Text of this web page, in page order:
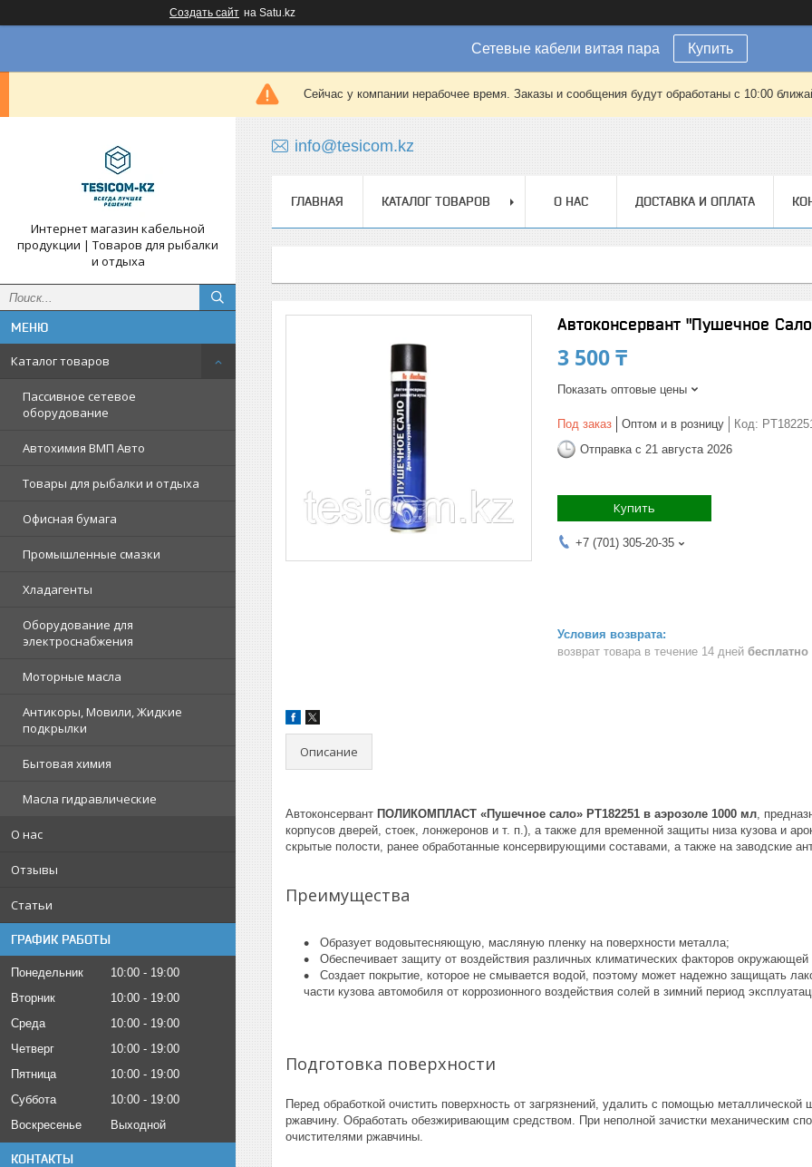
Создать сайт на Satu.kz
Сетевые кабели витая пара Купить
Сейчас у компании нерабочее время. Заказы и сообщения будут обработаны с 10:00
Интернет магазин кабельной
продукции | Товаров для рыбалки
и отдыха
Каталог товаров
Пассивное сетевое
оборудование
Автохимия ВМП Авто
Товары для рыбалки и отдыха
Офисная бумага
Промышленные смазки
Хладагенты
Оборудование для
электроснабжения
Моторные масла
Антикоры, Мовили, Жидкие
подкрылки
Бытовая химия
Масла гидравлические
О нас
Отзывы
Статьи
ГРАФИК РАБОТЫ
Понедельник 10:00
19:00
Вторник
10:00
19:00
Среда
10:00
19:00
Четверг
10:00
19:00
Пятница
10:00
19:00
Суббота
10:00
19:00
Воскресенье
Выходной
КОНТАКТЫ
info@tesicom.kz
ГЛАВНАЯ КАТАЛОГ ТОВАРОВ О НАС ДОСТАВКА И ОПЛАТА
Автоконсервант "Пушечное
3 500 ₸
Показать оптовые цены
Под заказ Оптом и в розницу Код:
Отправка с 21 августа 2026
Купить
+7 (701) 305-20-35
возврат товара в течение 14 дней бесплатно
Описание
Автоконсервант ПОЛИКОМПЛАСТ «Пушечное сало» PT182251 в аэрозоле 1000 мл,
корпусов дверей, стоек, лонжеронов и т. п.), а также для временной защиты низа кузова и
скрытые полости, ранее обработанные консервирующими составами, а также на заводские
Преимущества
Образует водовытесняющую, масляную пленку на поверхности металла;
Обеспечивает защиту от воздействия различных климатических факторов
Создает покрытие, которое не смывается водой, поэтому может надежно защищать
части кузова автомобиля от коррозионного воздействия солей в зимний период
Подготовка поверхности
Перед обработкой очистить поверхность от загрязнений, удалить с помощью
ржавчину. Обработать обезжиривающим средством. При неполной зачистки механическим
очистителями ржавчины.